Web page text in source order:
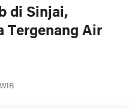
di Sinjai,
Tergenang Air